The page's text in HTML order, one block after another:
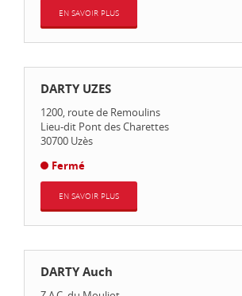
EN SAVOIR PLUS
DARTY UZES
1200, route de Remoulins
Lieu-dit Pont des Charettes
30700 Uzès
Fermé
EN SAVOIR PLUS
DARTY Auch